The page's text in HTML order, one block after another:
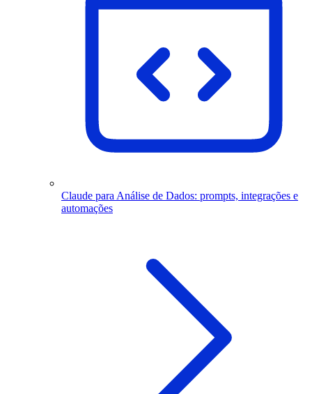
Claude para Análise de Dados: prompts, integrações e
automações